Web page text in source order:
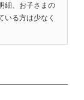
細、お子さまの
いる方は少なく